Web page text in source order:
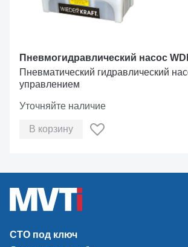
Пневмогидравлический насос
Пневматический гидравлический
управлением
Уточняйте наличие
В корзину
СТО под ключ